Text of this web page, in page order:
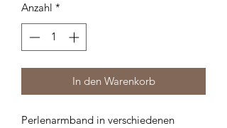
Anzahl *
In den Warenkorb
Perlenarmband in verschiedenen